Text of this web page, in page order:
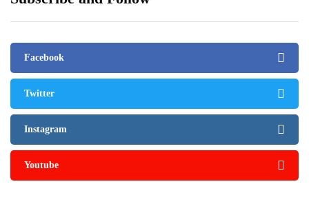
Facebook
Twitter
Instagram
Youtube